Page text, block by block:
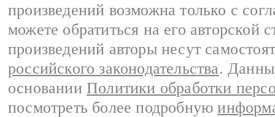
произведений возможна только с
можете обратиться на его авторской
произведений авторы несут
российского законодательства.
основании Политики обработки
посмотреть более подробную